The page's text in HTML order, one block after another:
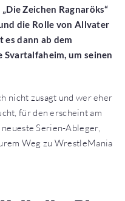
Zeichen Ragnaröks“
die Rolle von Allvater
es dann ab dem
Svartalfaheim, um seinen
nicht zusagt und wer eher
für den erscheint am
Serien-Ableger,
Weg zu WrestleMania